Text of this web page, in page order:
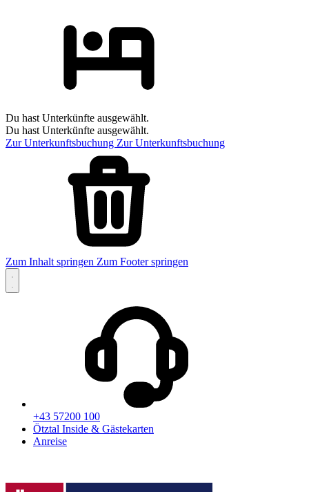
Du hast Unterkünfte ausgewählt.
Du hast Unterkünfte ausgewählt.
Zur Unterkunftsbuchung Zur Unterkunftsbuchung
Zum Inhalt springen Zum Footer springen
+43 57200 100
Ötztal Inside & Gästekarten
Anreise